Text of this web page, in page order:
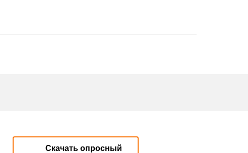
Скачать опросный